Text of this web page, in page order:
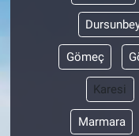
Gömeç
Karesi
Marmara